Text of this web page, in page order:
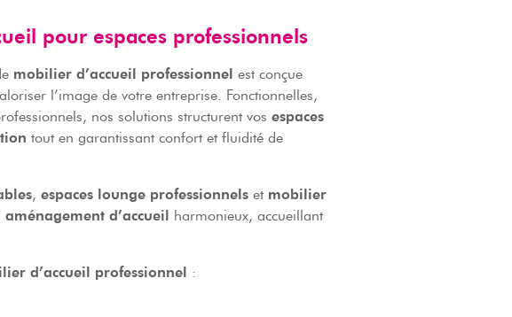
pour espaces professionnels
mobilier d’accueil professionnel est conçue
l’image de votre entreprise. Fonctionnelles,
nos solutions structurent vos espaces
tout en garantissant confort et fluidité de
, espaces lounge professionnelset mobilier
aménagement d’accueil harmonieux, accueillant
d’accueil professionnel :